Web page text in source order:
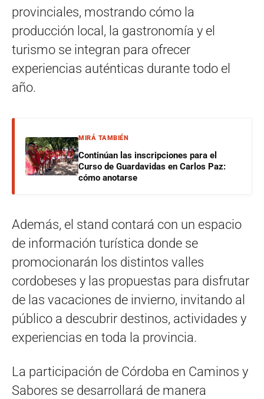
provinciales, mostrando cómo la
producción local, la gastronomía y el
turismo se integran para ofrecer
experiencias auténticas durante todo el
año.
MIRÁ TAMBIÉN
Continúan las inscripciones para el
Curso de Guardavidas en Carlos Paz:
cómo anotarse
Además, el stand contará con un espacio
de información turística donde se
promocionarán los distintos valles
cordobeses y las propuestas para disfrutar
de las vacaciones de invierno, invitando al
público a descubrir destinos, actividades y
experiencias en toda la provincia.
La participación de Córdoba en Caminos y
Sabores se desarrollará de manera